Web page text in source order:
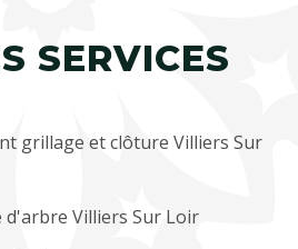
SERVICES
grillage et clôture Villiers Sur
d'arbre Villiers Sur Loir